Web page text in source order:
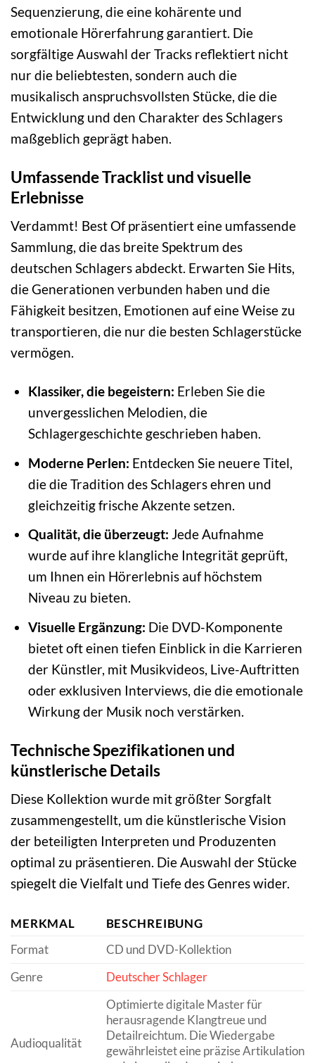
Sequenzierung, die eine kohärente und
emotionale Hörerfahrung garantiert. Die
sorgfältige Auswahl der Tracks reflektiert nicht
nur die beliebtesten, sondern auch die
musikalisch anspruchsvollsten Stücke, die die
Entwicklung und den Charakter des Schlagers
maßgeblich geprägt haben.
Umfassende Tracklist und visuelle
Erlebnisse
Verdammt! Best Of präsentiert eine umfassende
Sammlung, die das breite Spektrum des
deutschen Schlagers abdeckt. Erwarten Sie Hits,
die Generationen verbunden haben und die
Fähigkeit besitzen, Emotionen auf eine Weise zu
transportieren, die nur die besten Schlagerstücke
vermögen.
Klassiker, die begeistern: Erleben Sie die
unvergesslichen Melodien, die
Schlagergeschichte geschrieben haben.
Moderne Perlen: Entdecken Sie neuere Titel,
die die Tradition des Schlagers ehren und
gleichzeitig frische Akzente setzen.
Qualität, die überzeugt: Jede Aufnahme
wurde auf ihre klangliche Integrität geprüft,
um Ihnen ein Hörerlebnis auf höchstem
Niveau zu bieten.
Visuelle Ergänzung: Die DVD-Komponente
bietet oft einen tiefen Einblick in die Karrieren
der Künstler, mit Musikvideos, Live-Auftritten
oder exklusiven Interviews, die die emotionale
Wirkung der Musik noch verstärken.
Technische Spezifikationen und
künstlerische Details
Diese Kollektion wurde mit größter Sorgfalt
zusammengestellt, um die künstlerische Vision
der beteiligten Interpreten und Produzenten
optimal zu präsentieren. Die Auswahl der Stücke
spiegelt die Vielfalt und Tiefe des Genres wider.
MERKMAL
BESCHREIBUNG
Format
CD und DVD-Kollektion
Genre
Deutscher Schlager
Audioqualität
Optimierte digitale Master für
herausragende Klangtreue und
Detailreichtum. Die Wiedergabe
gewährleistet eine präzise Artikulation